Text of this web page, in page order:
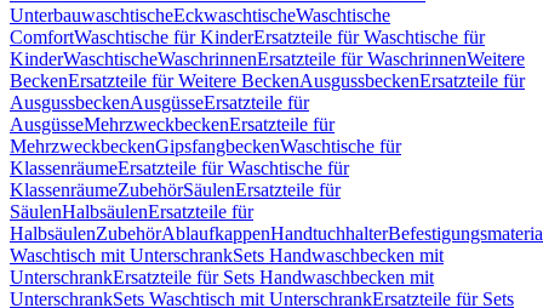
UnterbauwaschtischeEckwaschtischeWaschtische
ComfortWaschtische für KinderErsatzteile für Waschtische für
KinderWaschtischeWaschrinnenErsatzteile für WaschrinnenWeitere
BeckenErsatzteile für Weitere BeckenAusgussbeckenErsatzteile für
AusgussbeckenAusgüsseErsatzteile für
AusgüsseMehrzweckbeckenErsatzteile für
MehrzweckbeckenGipsfangbeckenWaschtische für
KlassenräumeErsatzteile für Waschtische für
KlassenräumeZubehörSäulenErsatzteile für
SäulenHalbsäulenErsatzteile für
HalbsäulenZubehörAblaufkappenHandtuchhalter
Waschtisch mit UnterschrankSets Handwaschbecken mit
UnterschrankErsatzteile für Sets Handwaschbecken mit
UnterschrankSets Waschtisch mit UnterschrankErsatzteile für Sets